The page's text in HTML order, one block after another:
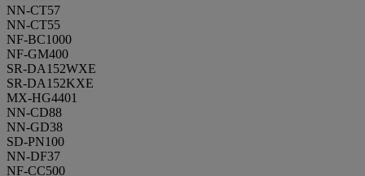
NN-CT57
NN-CT55
NF-BC1000
NF-GM400
SR-DA152WXE
SR-DA152KXE
MX-HG4401
NN-CD88
NN-GD38
SD-PN100
NN-DF37
NF-CC500